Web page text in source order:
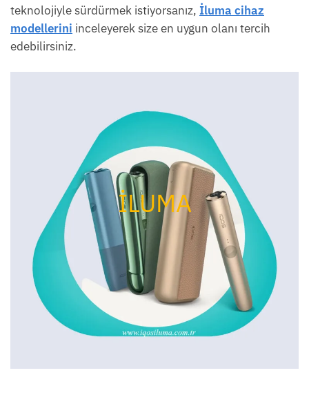
teknolojiyle sürdürmek istiyorsanız, İluma cihaz
modellerini inceleyerek size en uygun olanı tercih
edebilirsiniz.
İLUMA